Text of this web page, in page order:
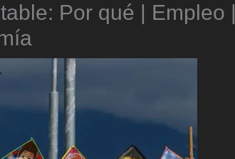
Por qué | Empleo |